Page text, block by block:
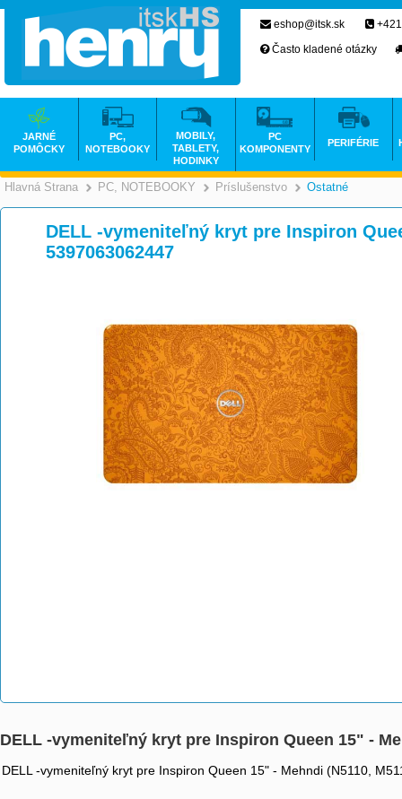
Hlavná Strana >
PC, NOTEBOOKY >
Príslušenstvo Ostatné
DELL -vymeniteľný kryt pre Inspiron
5397063062447
DELL -vymeniteľný kryt pre Inspiron Queen 15" -
DELL -vymeniteľný kryt pre Inspiron Queen 15" - Mehndi (N5110,
eshop@itsk.sk
Často kladené otázky
JARNÉ
POMÔCKY
PC,
NOTEBOOKY
MOBILY,
TABLETY,
HODINKY
PC
KOMPONENTY
PERIFÉRIE